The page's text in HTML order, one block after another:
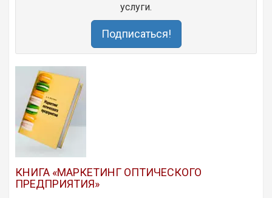
услуги.
Подписаться!
КНИГА «МАРКЕТИНГ ОПТИЧЕСКОГО
ПРЕДПРИЯТИЯ»